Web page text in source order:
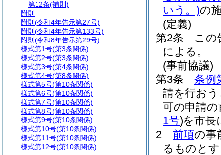
いう。)の
(定義)
第2条
この
による。
(事前協議)
第3条
条例
請を行お
可の申請
1号)を市長
2
前項の事
るものと
第12条(補則)
附則
附則 (令和4年告示第27号)
附則 (令和4年告示第133号)
附則 (令和8年告示第29号)
様式第1号(第3条関係)
様式第2号(第3条関係)
様式第3号(第4条関係)
様式第4号(第8条関係)
様式第5号(第10条関係)
様式第6号(第10条関係)
様式第7号(第10条関係)
様式第8号(第10条関係)
様式第9号(第10条関係)
様式第10号(第10条関係)
様式第11号(第10条関係)
様式第12号(第10条関係)